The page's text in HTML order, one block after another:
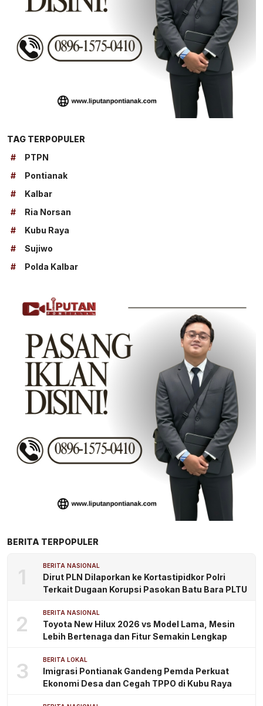
TAG TERPOPULER
#
PTPN
#
Pontianak
#
Kalbar
#
Ria Norsan
#
Kubu Raya
#
Sujiwo
#
Polda Kalbar
BERITA TERPOPULER
1 BERITA NASIONAL
Dirut PLN Dilaporkan ke Kortastipidkor Polri
Terkait Dugaan Korupsi Pasokan Batu Bara PLTU
2 BERITA NASIONAL
Toyota New Hilux 2026 vs Model Lama, Mesin
Lebih Bertenaga dan Fitur Semakin Lengkap
3 BERITA LOKAL
Imigrasi Pontianak Gandeng Pemda Perkuat
Ekonomi Desa dan Cegah TPPO di Kubu Raya